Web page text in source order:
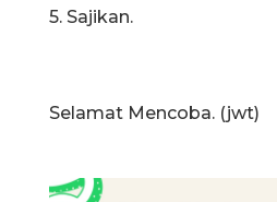
5. Sajikan.
Selamat Mencoba. (jwt)